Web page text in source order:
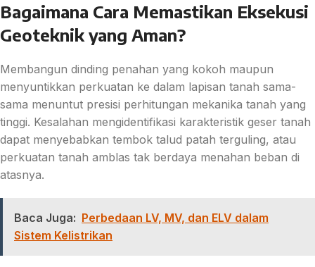
Bagaimana Cara Memastikan Eksekusi
Geoteknik yang Aman?
Membangun dinding penahan yang kokoh maupun
menyuntikkan perkuatan ke dalam lapisan tanah sama-
sama menuntut presisi perhitungan mekanika tanah yang
tinggi. Kesalahan mengidentifikasi karakteristik geser tanah
dapat menyebabkan tembok talud patah terguling, atau
perkuatan tanah amblas tak berdaya menahan beban di
atasnya.
Baca Juga: Perbedaan LV, MV, dan ELV dalam
Sistem Kelistrikan